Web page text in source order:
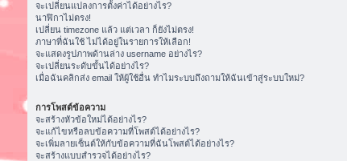
จะเปลี่ยนแปลงการตั้งค่าได้อย่างไร?
นาฬิกาไม่ตรง!
เปลี่ยน timezone แล้ว แต่เวลา ก็ยังไม่ตรง!
ภาษาที่ฉันใช้ ไม่ได้อยู่ในรายการให้เลือก!
จะแสดงรูปภาพด้านล่าง username อย่างไร?
จะเปลี่ยนระดับขั้นได้อย่างไร?
เมื่อฉันคลิกส่ง email ให้ผู้ใช้อื่น ทำไมระบบถึงถามให้ฉันเข้าสู่ระบบใหม่?
การโพสต์ข้อความ
จะสร้างหัวข้อใหม่ได้อย่างไร?
จะแก้ไขหรือลบข้อความที่โพสต์ได้อย่างไร?
จะเพิ่มลายเซ็นต์ให้กับข้อความที่ฉันโพสต์ได้อย่างไร?
จะสร้างแบบสำรวจได้อย่างไร?